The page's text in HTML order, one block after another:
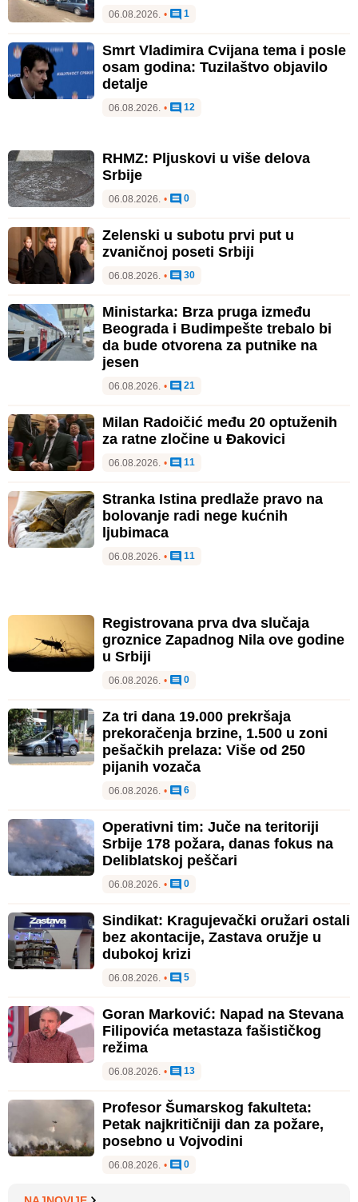
06.08.2026. • 1
Smrt Vladimira Cvijana tema i posle
osam godina: Tuzilaštvo objavilo
detalje
06.08.2026. • 12
RHMZ: Pljuskovi u više delova
Srbije
06.08.2026. • 0
Zelenski u subotu prvi put u
zvaničnoj poseti Srbiji
06.08.2026. • 30
Ministarka: Brza pruga između
Beograda i Budimpešte trebalo bi
da bude otvorena za putnike na
jesen
06.08.2026. • 21
Milan Radoičić među 20 optuženih
za ratne zločine u Đakovici
06.08.2026. • 11
Stranka Istina predlaže pravo na
bolovanje radi nege kućnih
ljubimaca
06.08.2026. • 11
Registrovana prva dva slučaja
groznice Zapadnog Nila ove godine
u Srbiji
06.08.2026. • 0
Za tri dana 19.000 prekršaja
prekoračenja brzine, 1.500 u zoni
pešačkih prelaza: Više od 250
pijanih vozača
06.08.2026. • 6
Operativni tim: Juče na teritoriji
Srbije 178 požara, danas fokus na
Deliblatskoj peščari
06.08.2026. • 0
Sindikat: Kragujevački oružari ostali
bez akontacije, Zastava oružje u
dubokoj krizi
06.08.2026. • 5
Goran Marković: Napad na Stevana
Filipovića metastaza fašističkog
režima
06.08.2026. • 13
Profesor Šumarskog fakulteta:
Petak najkritičniji dan za požare,
posebno u Vojvodini
06.08.2026. • 0